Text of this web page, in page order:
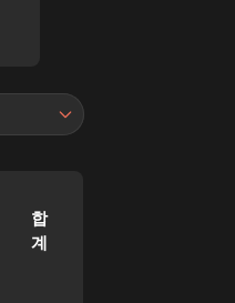
합
계